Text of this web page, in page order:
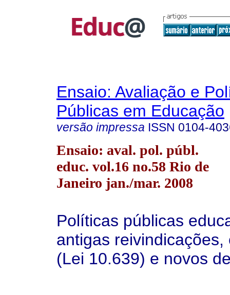
Ensaio: Avaliação e
Públicas em Educação
versão impressa ISSN 0104-
Ensaio: aval. pol. públ.
educ. vol.16 no.58 Rio de
Janeiro jan./mar. 2008
Políticas públicas
antigas reivindicações,
(Lei 10.639) e novos